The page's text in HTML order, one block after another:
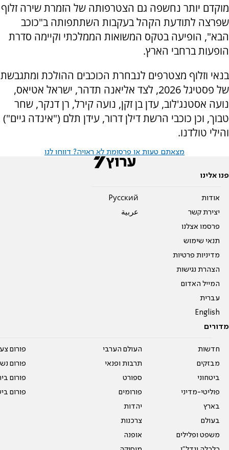
מוקדם יותר נחשפה גם הצטרפותה של הזמרת שירה זלוף
שפרצה לתודעת הקהל בעקבות השתתפותה ב"כוכב
הבא", הופיעה בטקס המשואות הממלכתי וקיימה סדרת
הופעות ברחבי הארץ.
בנאי וזלוף מצטרפים לנבחרת הכוכבים ההולכת ומתגבשת
של פסטיגל 2026, לצד אליאנה תדהר, ישראל אטיאס,
נועה אסטנג'לוב, עדן בן זקן, נועה קירל, רן דנקר, שחר
טבוך, וכן כוכבי הרשת דילן דרור, עידן תלם ("אינדה גיים")
והילי טולדנו.
מצאתם טעות או פרסומת לא ראויה? דווחו לנו
פנו אלינו
אודות
יצירת קשר
פרסמו אצלנו
תנאי שימוש
מדיניות פרטיות
הצהרת נגישות
המייל האדום
עברית
English
Pусский
عربية
מדורים
חדשות
מבזקים
ביטחוני
פוליטי-מדיני
בארץ
בעולם
משפט ופלילים
העולם הערבי
תרבות ופנאי
ספורט
פורומים
יהדות
צרכנות
אופנה
פורום
פורום
פורום
פורום